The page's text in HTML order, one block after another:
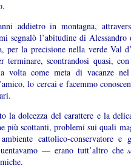
addietro in montagna,
segnalò l’abitudine di Alessandro
per la precisione nella verde Val
terminare, scontrandosi quasi,
volta come meta di vacanze
lo cercai e facemmo
la dolcezza del carattere e la
più scottanti, problemi sui quali
cattolico-conservatore e
— erano tutt’altro che